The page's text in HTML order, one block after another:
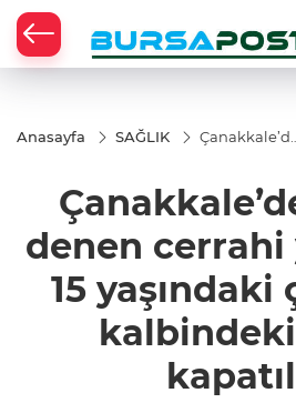
Anasayfa SAĞLIK
Çanakkale’de
yöntemle 15
yaşındaki
kalbindeki
delik
kapatıldı
denen
15 yaşındaki